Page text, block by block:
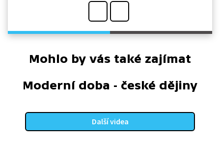
Mohlo by vás také zajímat
Moderní doba - české dějiny
Další videa